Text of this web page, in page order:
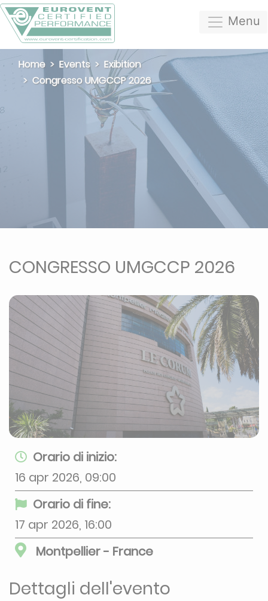
Menu
Home Events
Exibition
Congresso UMGCCP 2026
CONGRESSO UMGCCP 2026
Orario di inizio:
16 apr 2026, 09:00
Orario di fine:
17 apr 2026, 16:00
Montpellier - France
Dettagli dell'evento